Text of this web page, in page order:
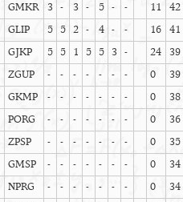
GMKR 3 - 3 - 5 - - 11
42
GLIP 5 5 2 - 4 - - 16 41
GJKP 5 5 1 5 5 3 - 24 39
ZGUP - - - - - - - 0
39
GKMP - - - - - - - 0
38
PORG - - - - - - - 0
36
ZPSP - - - - - - - 0
35
GMSP - - - - - - - 0
34
NPRG - - - - - - - 0
34